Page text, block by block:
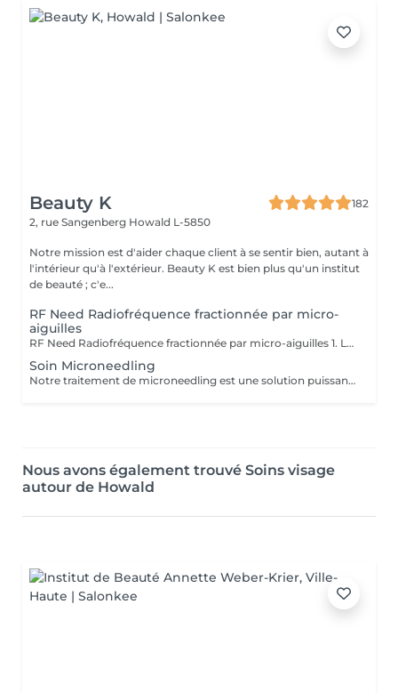
Beauty K
182
2, rue Sangenberg Howald L-5850
Notre mission est d'aider chaque client à se sentir bien, autant à
l'intérieur qu'à l'extérieur. Beauty K est bien plus qu'un institut
de beauté ; c'e...
RF Need Radiofréquence fractionnée par micro-
aiguilles
RF Need Radiofréquence fractionnée par micro-aiguilles 1. Le microneedling De très fines micro-aiguilles créent des micro-perforations contrôlées dans la peau. Cela stimule la régénération naturelle, favorise la production de collagène et d'élastine et active les mécanismes de réparation cutanée. 2. La radiofréquence fractionnée (RF) Une énergie thermique est délivrée via les aiguilles directement dans le derme. La chaleur resserre les fibres de collagène existantes, augmente la densité dermique et déclenche une néocollagénèse (formation de nouveau collagène). Bénéfices principaux Raffermissement et effet tenseur immédiat Amélioration de la texture et de l'éclat de la peau Réduction des ridules et rides Atténuation des cicatrices d'acné Réduction visible des pores dilatés Action possible sur certaines vergetures et relâchements cutanés du corps Résultats progressifs et durables grâce à la stimulation biologique Déroulement du soin 1. Application d'une crème anesthésiante locale pour plus de confort 2. Passage de la pièce à main RF Need (personnalisation des paramètres : profondeur des aiguilles, intensité de la RF) 3. Soin apaisant et hydratant post-traitement Sensations : picotements, chaleur diffuse Après la séance : rougeurs et gonflement légers de 24 à 72h
Soin Microneedling
Notre traitement de microneedling est une solution puissante pour traiter l'acné, les taches de pigmentation, les cicatrices, les vergetures, les dommages causés par le soleil, les rides et les ridules. Grâce à des milliers de micro-perforations, ce soin stimule la production de collagène, favorisant la réparation et le rajeunissement de la peau. Pour des résultats optimaux, une cure de trois séances est recommandée. Ce protocole permet à la peau de maximiser son processus naturel de guérison entre chaque séance, aboutissant à une amélioration visible de son apparence et de sa texture. Entamez ce parcours régénératif et découvrez tout le potentiel d'une peau transformée.
Nous avons également trouvé Soins visage
autour de Howald